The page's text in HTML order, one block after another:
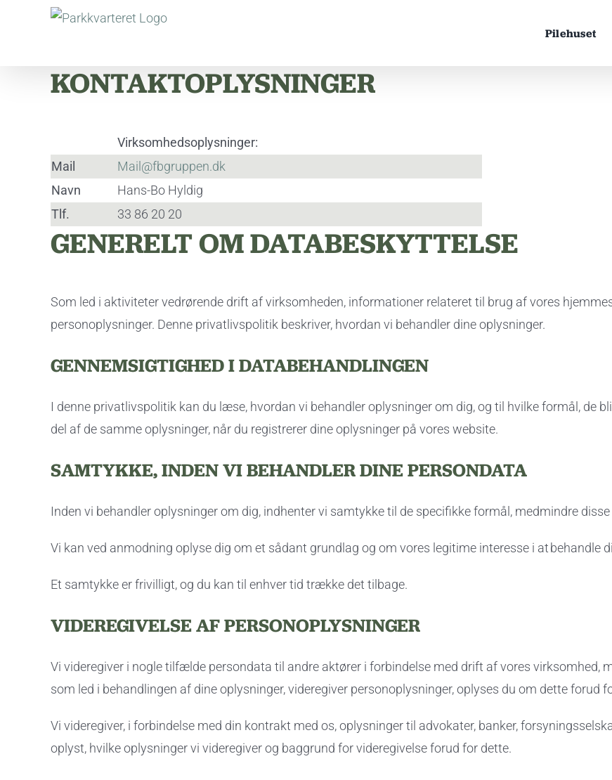
Pilehuset
KONTAKTOPLYSNINGER
Virksomhedsoplysninger:
Mail
Mail@fbgruppen.dk
Navn
Hans-Bo Hyldig
Tlf.
33 86 20 20
GENERELT OM DATABESKYTTELSE
Som led i aktiviteter vedrørende drift af virksomheden, informationer relateret til brug af vores
personoplysninger. Denne privatlivspolitik beskriver, hvordan vi behandler dine oplysninger.
GENNEMSIGTIGHED I DATABEHANDLINGEN
I denne privatlivspolitik kan du læse, hvordan vi behandler oplysninger om dig, og til hvilke formål, de
del af de samme oplysninger, når du registrerer dine oplysninger på vores website.
SAMTYKKE, INDEN VI BEHANDLER DINE PERSONDATA
Inden vi behandler oplysninger om dig, indhenter vi samtykke til de specifikke formål, medmindre
Vi kan ved anmodning oplyse dig om et sådant grundlag og om vores legitime interesse i at behandle
Et samtykke er frivilligt, og du kan til enhver tid trække det tilbage.
VIDEREGIVELSE AF PERSONOPLYSNINGER
Vi videregiver i nogle tilfælde persondata til andre aktører i forbindelse med drift af vores virksomhed,
som led i behandlingen af dine oplysninger, videregiver personoplysninger, oplyses du om dette forud
Vi videregiver, i forbindelse med din kontrakt med os, oplysninger til advokater, banker,
oplyst, hvilke oplysninger vi videregiver og baggrund for videregivelse forud for dette.